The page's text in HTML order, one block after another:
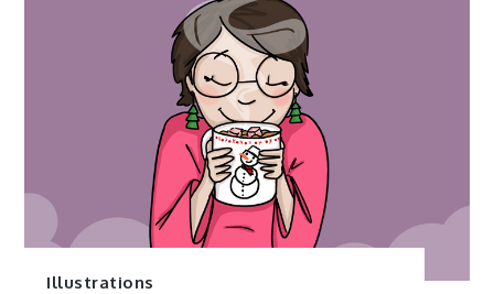
Illustrations